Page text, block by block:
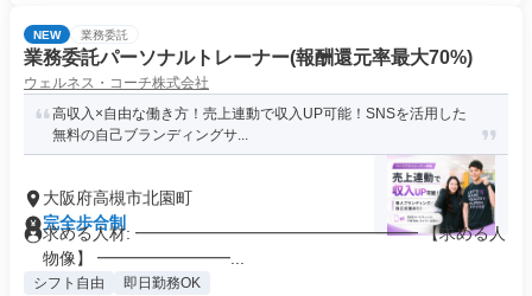
NEW 業務委託
業務委託パーソナルトレーナー(報酬還元率最大70%)
ウェルネス・コーチ株式会社
高収入×自由な働き方！売上連動で収入UP可能！SNSを活用した
無料の自己ブランディングサ...
大阪府高槻市北園町
完全歩合制
求める人材: ━━━━━━━━━━━━━━━━━ 【求める人
物像】 ━━━━━━━━...
シフト自由 即日勤務OK